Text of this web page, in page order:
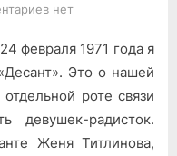
к
«Не
забывайте
нас…»
нет
февраля 1971 года я
Это о нашей
роте связи
девушек-радисток.
Женя Титлинова,